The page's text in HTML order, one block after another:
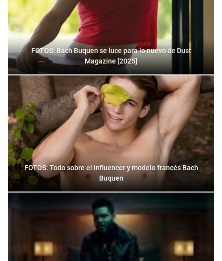
FOTOS: Bach Buquen se luce para lo nuevo de Dust
Magazine [2025]
FOTOS: Todo sobre el influencer y modelo francés Bach
Buquen